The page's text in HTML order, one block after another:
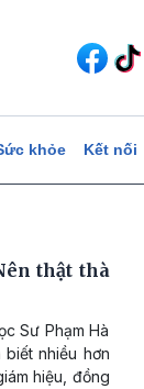
khỏe Kết nối
thật thà
Sư Phạm Hà
nhiều hơn
hiệu, đồng